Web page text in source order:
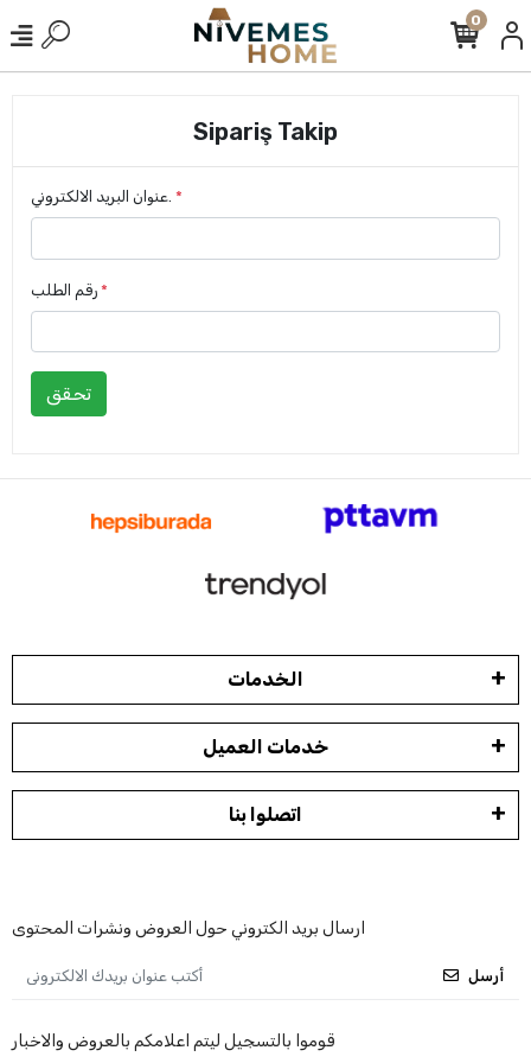
0
Sipariş Takip
عنوان البريد الالكتروني. *
*
تحقق
الخدمات
خدمات العميل
اتصلوا بنا
ارسال بريد الكتروني حول العروض ونشرات المحتوى
أرسل
قوموا بالتسجيل ليتم اعلامكم بالعروض والاخبار